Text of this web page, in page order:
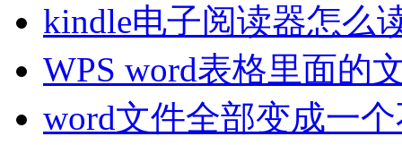
kindle电子阅读器怎么
WPS word表格里面的
word文件全部变成一